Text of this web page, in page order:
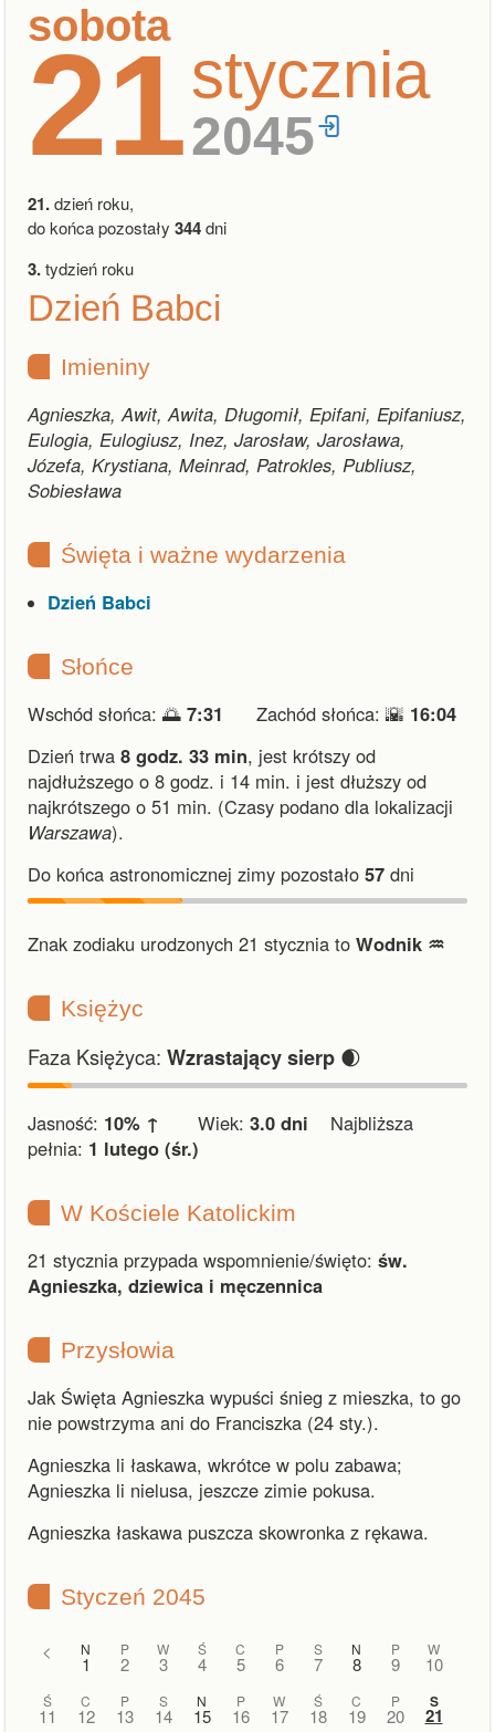
sobota
21stycznia
2045
21.dzień roku,
do końca pozostały 344dni
3.tydzień roku
Dzień Babci
Imieniny
Agnieszka, Awit, Awita, Długomił, Epifani, Epifaniusz,
Eulogia, Eulogiusz, Inez, Jarosław, Jarosława,
Józefa, Krystiana, Meinrad, Patrokles, Publiusz,
Sobiesława
Święta i ważne wydarzenia
Dzień Babci
Słońce
Wschód słońca: 🌅 7:31 Zachód słońca: 🌇 16:04
Dzień trwa 8 godz. 33 min, jest krótszy od
najdłuższego o 8 godz. i 14 min. i jest dłuższy od
najkrótszego o 51 min. (Czasy podano dla lokalizacji
Warszawa).
Do końca astronomicznej zimy pozostało 57 dni
Znak zodiaku urodzonych 21 stycznia to Wodnik ♒︎
Księżyc
Faza Księżyca: Wzrastający sierp 🌒
Jasność: 10% ↑ Wiek: 3.0 dni Najbliższa
pełnia: 1 lutego (śr.)
W Kościele Katolickim
21 stycznia przypada wspomnienie/święto: św.
Agnieszka, dziewica i męczennica
Przysłowia
Jak Święta Agnieszka wypuści śnieg z mieszka, to go
nie powstrzyma ani do Franciszka (24 sty.).
Agnieszka li łaskawa, wkrótce w polu zabawa;
Agnieszka li nielusa, jeszcze zimie pokusa.
Agnieszka łaskawa puszcza skowronka z rękawa.
Styczeń 2045
< N
1
P
2
W
3
Ś
4
C
5
P
6
S
7
N
8
P
9
W
10
Ś
11
C
12
P
13
S
14
N
15
P
16
W
17
Ś
18
C
19
P
20
S
21